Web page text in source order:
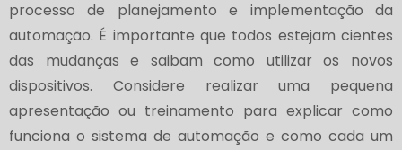
processo de planejamento e implementação da
automação. É importante que todos estejam cientes
das mudanças e saibam como utilizar os novos
dispositivos. Considere realizar uma pequena
apresentação ou treinamento para explicar como
funciona o sistema de automação e como cada um